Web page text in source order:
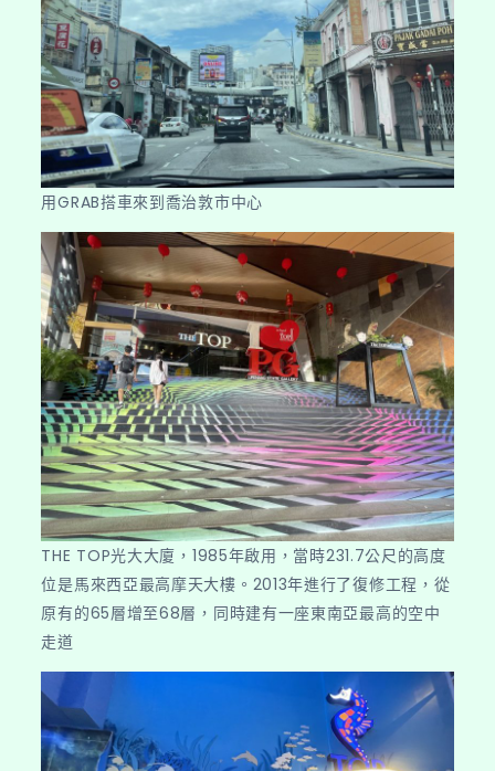
用GRAB搭車來到喬治敦市中心
THE TOP光大大廈，1985年啟用，當時231.7公尺的高度
位是馬來西亞最高摩天大樓。2013年進行了復修工程，從
原有的65層增至68層，同時建有一座東南亞最高的空中
走道